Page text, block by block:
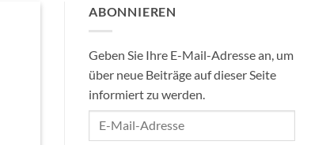
ABONNIEREN
Geben Sie Ihre E-Mail-Adresse an, um
über neue Beiträge auf dieser Seite
informiert zu werden.